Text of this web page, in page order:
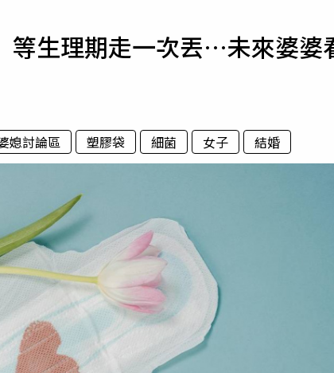
運勢
生理期走一次丟…未來婆婆
媳討論區 塑膠袋 細菌 女子 結婚